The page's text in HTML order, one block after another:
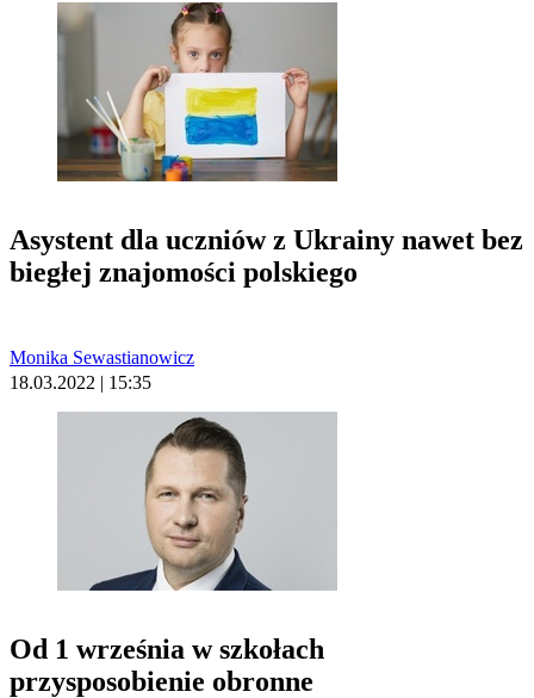
Asystent dla uczniów z Ukrainy nawet bez
biegłej znajomości polskiego
Monika Sewastianowicz
18.03.2022 | 15:35
Od 1 września w szkołach
przysposobienie obronne